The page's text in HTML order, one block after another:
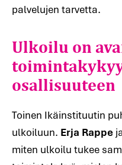
palvelujen tarvetta.
Ulkoilu on
osallisuuteen
Toinen Ikäinstituutin
ulkoiluun. Erja Rappe
miten ulkoilu tukee